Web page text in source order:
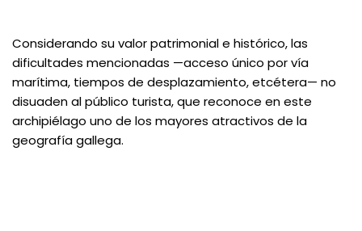
Considerando su valor patrimonial e histórico, las
dificultades mencionadas —acceso único por vía
marítima, tiempos de desplazamiento, etcétera— no
disuaden al público turista, que reconoce en este
archipiélago uno de los mayores atractivos de la
geografía gallega.